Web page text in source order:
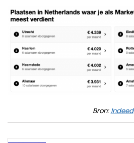
Bron: Indeed